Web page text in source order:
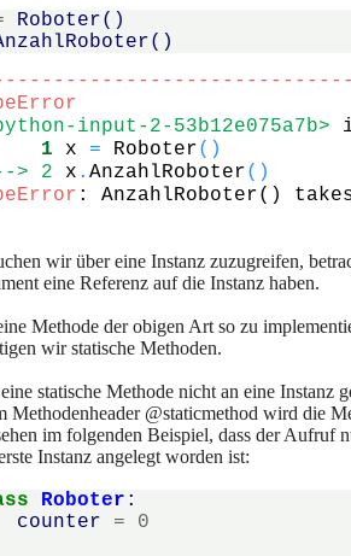
Roboter()
()
input-2-53b12e075a7b>
      1
x = Roboter( )
> 2
x .AnzahlRoboter( )
: AnzahlRoboter()
wir über eine Instanz zuzugreifen,
eine Referenz auf die Instanz haben.
Methode der obigen Art so zu
wir statische Methoden.
statische Methode nicht an eine Instanz
Methodenheader @staticmethod wird die
im folgenden Beispiel, dass der Aufruf
Instanz angelegt worden ist:
Roboter :
counter
=
0